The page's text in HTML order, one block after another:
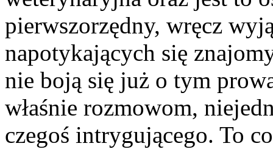
pierwszorzędny, wręcz
napotykających się
nie boją się już o tym
właśnie rozmowom,
czegoś intrygującego. To